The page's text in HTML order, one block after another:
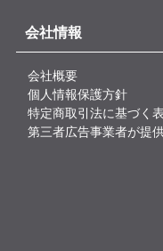
会社情報
会社概要
個人情報保護方針
特定商取引法に基づく
第三者広告事業者が提